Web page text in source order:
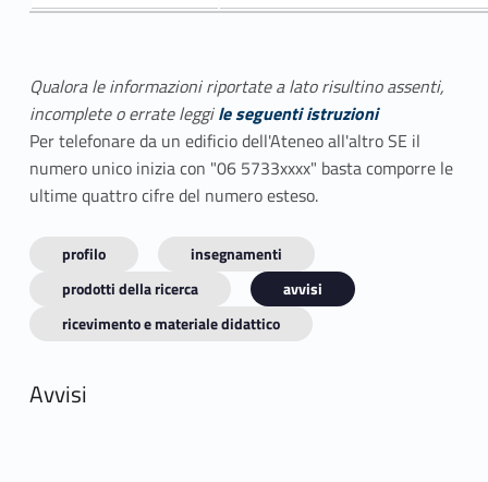
Qualora le informazioni riportate a lato risultino assenti,
incomplete o errate leggile seguenti istruzioni
Per telefonare da un edificio dell'Ateneo all'altro SE il
numero unico inizia con "06 5733xxxx" basta comporre le
ultime quattro cifre del numero esteso.
profilo
insegnamenti
prodotti della ricerca
avvisi
ricevimento e materiale didattico
Avvisi